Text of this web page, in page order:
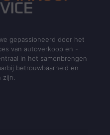
gepassioneerd door het
van autoverkoop en -
in het samenbrengen
betrouwbaarheid en